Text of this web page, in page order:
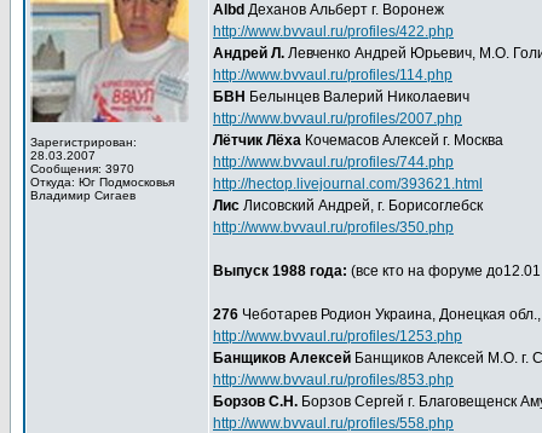
Зарегистрирован:
28.03.2007
Сообщения: 3970
Откуда: Юг Подмосковья
Владимир Сигаев
Albd Деханов Альберт г. Воронеж
http://www.bvvaul.ru/profiles/422.php
Андрей Л. Левченко Андрей Юрьевич, М.О.
http://www.bvvaul.ru/profiles/114.php
БВН Белынцев Валерий Николаевич
http://www.bvvaul.ru/profiles/2007.php
Лётчик Лёха Кочемасов Алексей г. Москва
http://www.bvvaul.ru/profiles/744.php
http://hectop.livejournal.com/393621.html
Лис Лисовский Андрей, г. Борисоглебск
http://www.bvvaul.ru/profiles/350.php
Выпуск 1988 года: (все кто на форуме
276 Чеботарев Родион Украина, Донецкая обл.,
http://www.bvvaul.ru/profiles/1253.php
Банщиков Алексей Банщиков Алексей М.О. г.
http://www.bvvaul.ru/profiles/853.php
Борзов С.Н. Борзов Сергей г. Благовещенск
http://www.bvvaul.ru/profiles/558.php